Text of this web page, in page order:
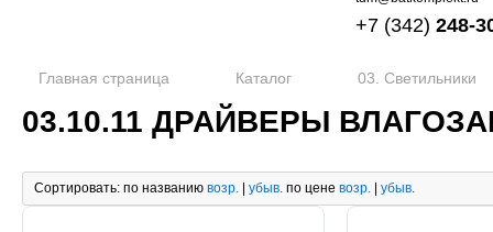
+7 (342) 248-
Главная страница Каталог 03. Светильники
03.10.11 ДРАЙВЕРЫ
Сортировать: по названию возр. | убыв. по цене возр. | убыв.